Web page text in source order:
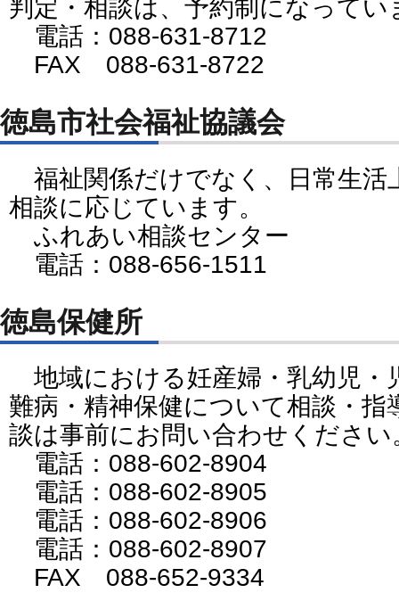
判定・相談は、予約制になってい
電話：088-631-8712
FAX 088-631-8722
徳島市社会福祉協議会
福祉関係だけでなく、日常生活
相談に応じています。
ふれあい相談センター
電話：088-656-1511
徳島保健所
地域における妊産婦・乳幼児・
難病・精神保健について相談・
談は事前にお問い合わせください
電話：088-602-8904
電話：088-602-8905
電話：088-602-8906
電話：088-602-8907
FAX 088-652-9334